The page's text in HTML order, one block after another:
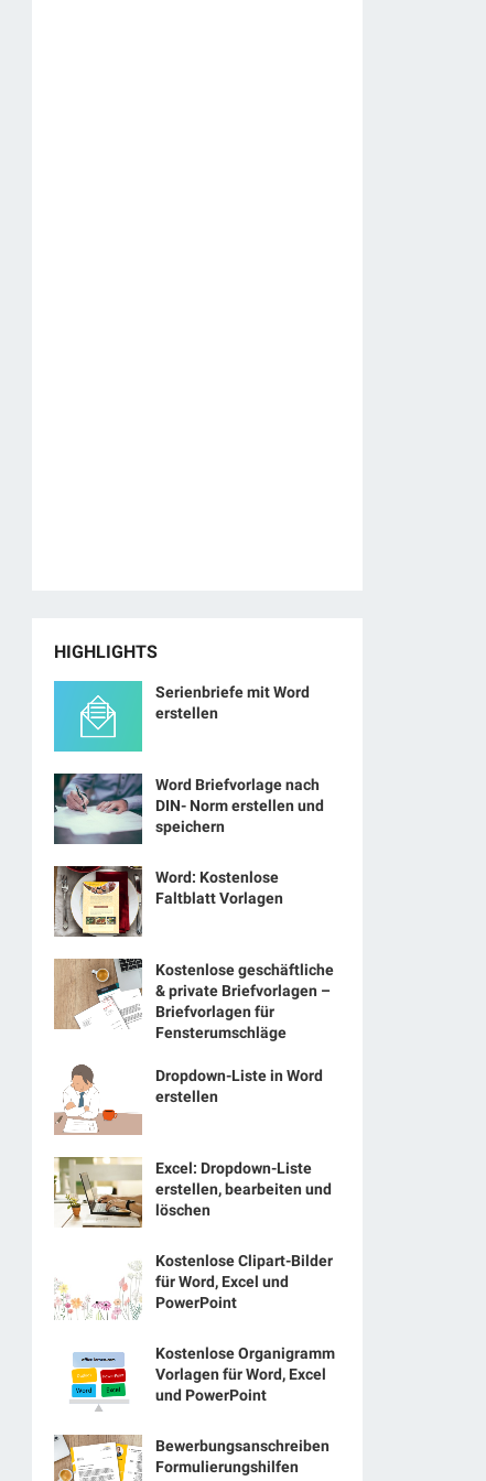
HIGHLIGHTS
Serienbriefe mit Word
erstellen
Word Briefvorlage nach
DIN- Norm erstellen und
speichern
Word: Kostenlose
Faltblatt Vorlagen
Kostenlose geschäftliche
& private Briefvorlagen –
Briefvorlagen für
Fensterumschläge
Dropdown-Liste in Word
erstellen
Excel: Dropdown-Liste
erstellen, bearbeiten und
löschen
Kostenlose Clipart-Bilder
für Word, Excel und
PowerPoint
Kostenlose Organigramm
Vorlagen für Word, Excel
und PowerPoint
Bewerbungsanschreiben
Formulierungshilfen